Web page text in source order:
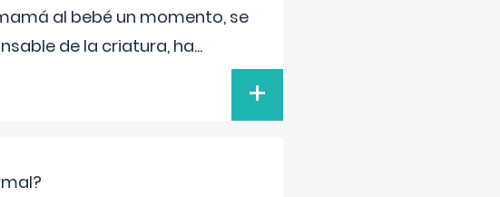
al bebé un momento, se
de la criatura, ha...
+